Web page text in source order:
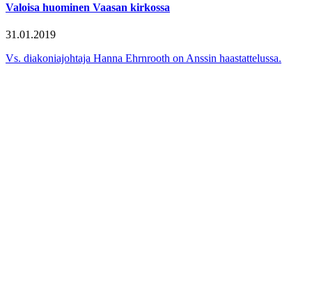
Valoisa huominen Vaasan kirkossa
31.01.2019
Vs. diakoniajohtaja Hanna Ehrnrooth on Anssin haastattelussa.